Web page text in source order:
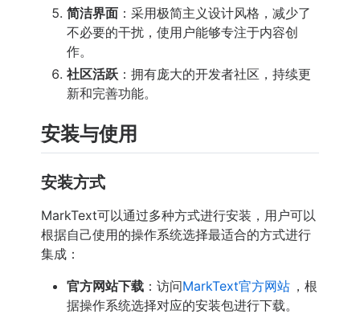
简洁界面 ：采用极简主义设计风格，减少了
不必要的干扰，使用户能够专注于内容创
作。
社区活跃 ：拥有庞大的开发者社区，持续更
新和完善功能。
安装与使用
安装方式
MarkText可以通过多种方式进行安装，用户可以
根据自己使用的操作系统选择最适合的方式进行
集成：
官方网站下载 ：访问MarkText官方网站 ，根
据操作系统选择对应的安装包进行下载。